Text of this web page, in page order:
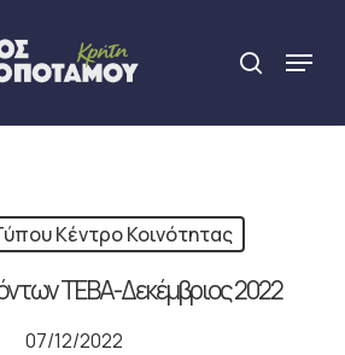
search
Menu
Κέντρο Κοινότητας
ΤΕΒΑ-Δεκέμβριος 2022
07/12/2022
Close